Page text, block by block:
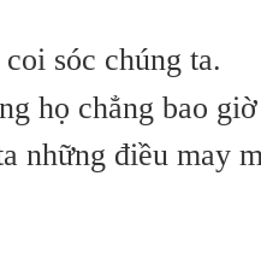
sóc chúng ta.
họ chẳng bao
những điều may